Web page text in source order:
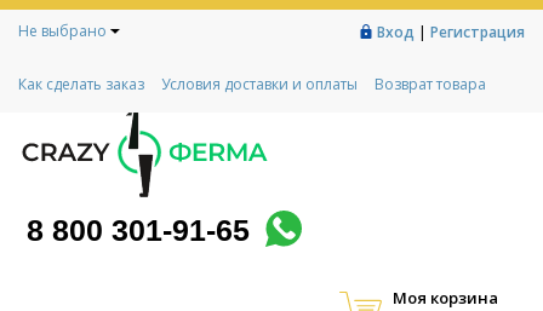
Не выбрано Вход | Регистрация
Как сделать заказ Условия доставки и оплаты
Возврат товара
Контакты
Социальный контракт
Любимая ферма
8 800 301-91-65
Моя корзина